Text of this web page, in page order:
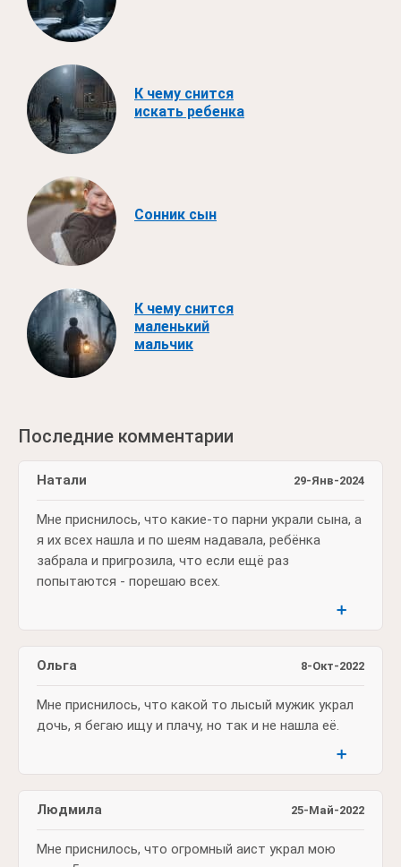
К чему снится
искать ребенка
Сонник сын
К чему снится
маленький
мальчик
Последние комментарии
29-Янв-2024
Натали
Мне приснилось, что какие-то парни украли сына, а
я их всех нашла и по шеям надавала, ребёнка
забрала и пригрозила, что если ещё раз
попытаются - порешаю всех.
➕
8-Окт-2022
Ольга
Мне приснилось, что какой то лысый мужик украл
дочь, я бегаю ищу и плачу, но так и не нашла её.
➕
25-Май-2022
Людмила
Мне приснилось, что огромный аист украл мою